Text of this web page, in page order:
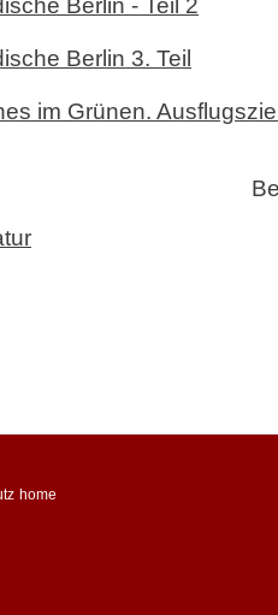
Berlin - Teil 2
Berlin 3. Teil
im Grünen.
home